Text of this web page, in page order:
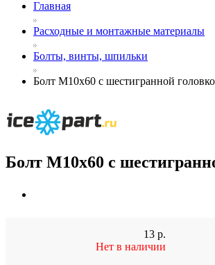
Главная
Расходные и монтажные материалы
Болты, винты, шпильки
Болт М10х60 с шестигранной
Болт М10х60 с
13 р.
Нет в наличии